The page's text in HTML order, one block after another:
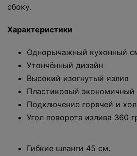
сбоку.
Характеристики
Однорычажный кухонный
Утончённый дизайн
Высокий изогнутый излив
Пластиковый экономичный
Подключение горячей и
Угол поворота излива 360
Гибкие шланги 45 см.